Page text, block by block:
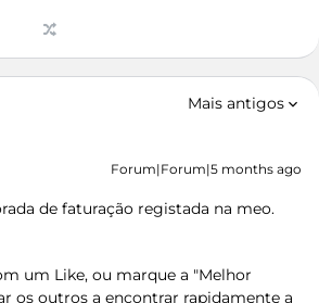
Mais antigos
Forum|Forum|5 months ago
de faturação registada na meo.
um Like, ou marque a "Melhor
os outros a encontrar rapidamente a